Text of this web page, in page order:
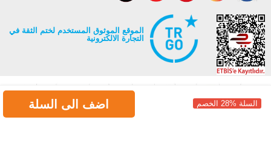
السلة %28 الخصم اضف الى السلة
الموقع الموثوق المستخدم لختم الثقة في
التجارة الالكترونية